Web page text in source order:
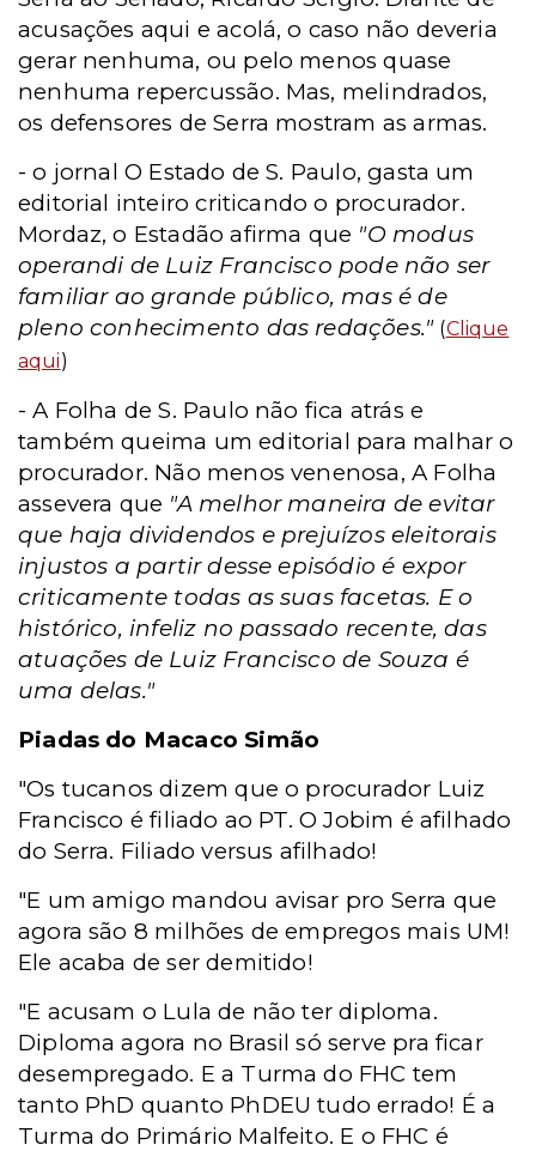
acusações aqui e acolá, o caso não deveria
gerar nenhuma, ou pelo menos quase
nenhuma repercussão. Mas, melindrados,
os defensores de Serra mostram as armas.
- o jornal O Estado de S. Paulo, gasta um
editorial inteiro criticando o procurador.
Mordaz, o Estadão afirma que "O modus
operandi de Luiz Francisco pode não ser
familiar ao grande público, mas é de
pleno conhecimento das redações." (Clique
aqui)
- A Folha de S. Paulo não fica atrás e
também queima um editorial para malhar o
procurador. Não menos venenosa, A Folha
assevera que "A melhor maneira de evitar
que haja dividendos e prejuízos eleitorais
injustos a partir desse episódio é expor
criticamente todas as suas facetas. E o
histórico, infeliz no passado recente, das
atuações de Luiz Francisco de Souza é
uma delas."
Piadas do Macaco Simão
"Os tucanos dizem que o procurador Luiz
Francisco é filiado ao PT. O Jobim é afilhado
do Serra. Filiado versus afilhado!
"E um amigo mandou avisar pro Serra que
agora são 8 milhões de empregos mais UM!
Ele acaba de ser demitido!
"E acusam o Lula de não ter diploma.
Diploma agora no Brasil só serve pra ficar
desempregado. E a Turma do FHC tem
tanto PhD quanto PhDEU tudo errado! É a
Turma do Primário Malfeito. E o FHC é